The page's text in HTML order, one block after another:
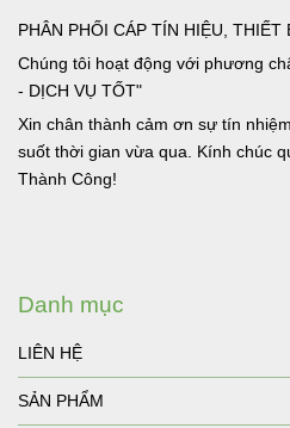
PHÂN PHỐI CÁP TÍN HIỆU, THIẾT
Chúng tôi hoạt động với phương
- DỊCH VỤ TỐT"
Xin chân thành cảm ơn sự tín
suốt thời gian vừa qua. Kính chúc
Thành Công!
Danh mục
LIÊN HỆ
SẢN PHẨM